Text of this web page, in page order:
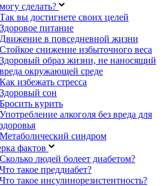
сделать?
Так вы достигнете своих целей
Здоровое питание
Движение в повседневной жизни
Стойкое снижение избыточного веса
Здоровый образ жизни, не наносящий
вреда окружающей среде
Как избежать стресса
Здоровый сон
Бросить курить
Употребление алкоголя без вреда для
здоровья
Метаболический синдром
фактов
Сколько людей болеет диабетом?
Что такое преддиабет?
Что такое инсулинорезистентность?